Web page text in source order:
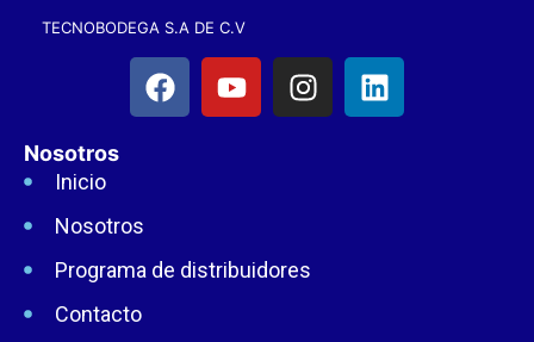
TECNOBODEGA S.A DE C.V
Nosotros
Inicio
Nosotros
Programa de distribuidores
Contacto